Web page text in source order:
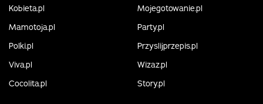
Kobieta.pl
Mojegotowanie.pl
Mamotoja.pl
Party.pl
Polki.pl
Przyslijprzepis.pl
Viva.pl
Wizaz.pl
Cocolita.pl
Story.pl